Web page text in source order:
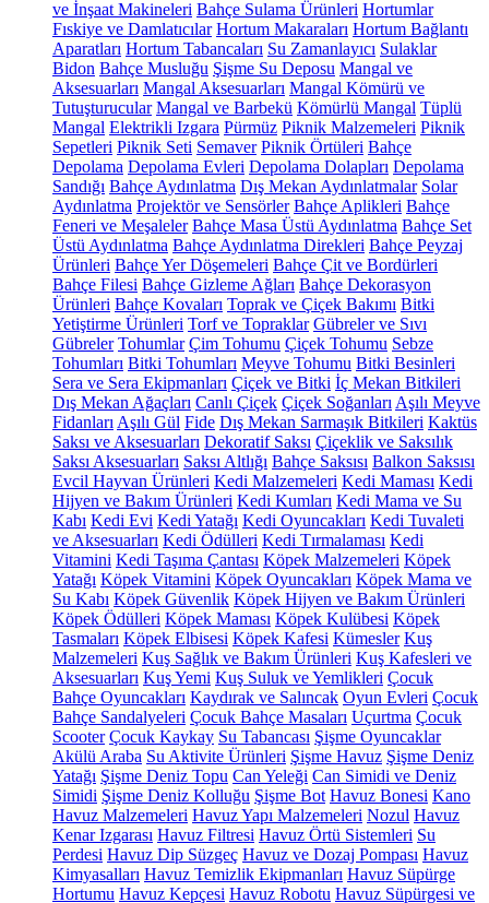
ve İnşaat Makineleri Bahçe Sulama Ürünleri Hortumlar
Fıskiye ve Damlatıcılar Hortum Makaraları Hortum Bağlantı
Aparatları Hortum Tabancaları Su Zamanlayıcı Sulaklar
Bidon Bahçe Musluğu Şişme Su Deposu Mangal ve
Aksesuarları Mangal Aksesuarları Mangal Kömürü ve
Tutuşturucular Mangal ve Barbekü Kömürlü Mangal Tüplü
Mangal Elektrikli Izgara Pürmüz Piknik Malzemeleri Piknik
Sepetleri Piknik Seti Semaver Piknik Örtüleri Bahçe
Depolama Depolama Evleri Depolama Dolapları Depolama
Sandığı Bahçe Aydınlatma Dış Mekan Aydınlatmalar Solar
Aydınlatma Projektör ve Sensörler Bahçe Aplikleri Bahçe
Feneri ve Meşaleler Bahçe Masa Üstü Aydınlatma Bahçe Set
Üstü Aydınlatma Bahçe Aydınlatma Direkleri Bahçe Peyzaj
Ürünleri Bahçe Yer Döşemeleri Bahçe Çit ve Bordürleri
Bahçe Filesi Bahçe Gizleme Ağları Bahçe Dekorasyon
Ürünleri Bahçe Kovaları Toprak ve Çiçek Bakımı Bitki
Yetiştirme Ürünleri Torf ve Topraklar Gübreler ve Sıvı
Gübreler Tohumlar Çim Tohumu Çiçek Tohumu Sebze
Tohumları Bitki Tohumları Meyve Tohumu Bitki Besinleri
Sera ve Sera Ekipmanları Çiçek ve Bitki İç Mekan Bitkileri
Dış Mekan Ağaçları Canlı Çiçek Çiçek Soğanları Aşılı Meyve
Fidanları Aşılı Gül Fide Dış Mekan Sarmaşık Bitkileri Kaktüs
Saksı ve Aksesuarları Dekoratif Saksı Çiçeklik ve Saksılık
Saksı Aksesuarları Saksı Altlığı Bahçe Saksısı Balkon Saksısı
Evcil Hayvan Ürünleri Kedi Malzemeleri Kedi Maması Kedi
Hijyen ve Bakım Ürünleri Kedi Kumları Kedi Mama ve Su
Kabı Kedi Evi Kedi Yatağı Kedi Oyuncakları Kedi Tuvaleti
ve Aksesuarları Kedi Ödülleri Kedi Tırmalaması Kedi
Vitamini Kedi Taşıma Çantası Köpek Malzemeleri Köpek
Yatağı Köpek Vitamini Köpek Oyuncakları Köpek Mama ve
Su Kabı Köpek Güvenlik Köpek Hijyen ve Bakım Ürünleri
Köpek Ödülleri Köpek Maması Köpek Kulübesi Köpek
Tasmaları Köpek Elbisesi Köpek Kafesi Kümesler Kuş
Malzemeleri Kuş Sağlık ve Bakım Ürünleri Kuş Kafesleri ve
Aksesuarları Kuş Yemi Kuş Suluk ve Yemlikleri Çocuk
Bahçe Oyuncakları Kaydırak ve Salıncak Oyun Evleri Çocuk
Bahçe Sandalyeleri Çocuk Bahçe Masaları Uçurtma Çocuk
Scooter Çocuk Kaykay Su Tabancası Şişme Oyuncaklar
Akülü Araba Su Aktivite Ürünleri Şişme Havuz Şişme Deniz
Yatağı Şişme Deniz Topu Can Yeleği Can Simidi ve Deniz
Simidi Şişme Deniz Kolluğu Şişme Bot Havuz Bonesi Kano
Havuz Malzemeleri Havuz Yapı Malzemeleri Nozul Havuz
Kenar Izgarası Havuz Filtresi Havuz Örtü Sistemleri Su
Perdesi Havuz Dip Süzgeç Havuz ve Dozaj Pompası Havuz
Kimyasalları Havuz Temizlik Ekipmanları Havuz Süpürge
Hortumu Havuz Kepçesi Havuz Robotu Havuz Süpürgesi ve